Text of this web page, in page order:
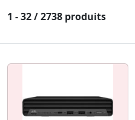
1 - 32 / 2738 produits